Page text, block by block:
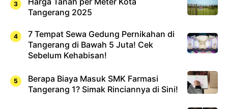
Tangerang 2025
7 Tempat Sewa Gedung Pernikahan di
Tangerang di Bawah 5 Juta! Cek
Sebelum Kehabisan!
Berapa Biaya Masuk SMK Farmasi
Tangerang 1? Simak Rinciannya di Sini!